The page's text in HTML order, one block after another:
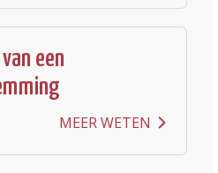
een
MEER WETEN